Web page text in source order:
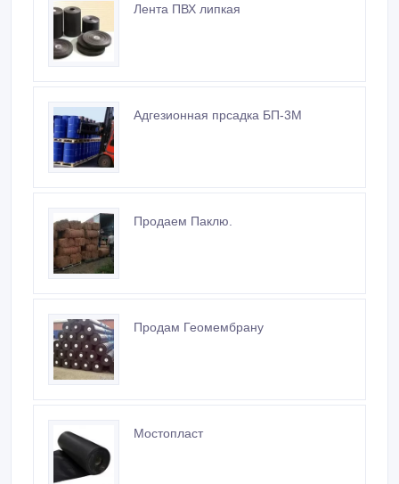
Лента ПВХ липкая
Адгезионная прсадка БП-3М
Продаем Паклю.
Продам Геомембрану
Мостопласт